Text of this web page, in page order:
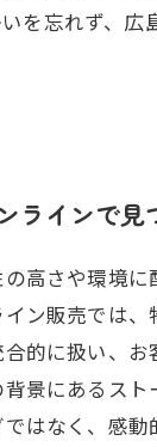
を忘れず、広
ラインで見
高さや環境に
イン販売では
的に扱い、お
背景にあるス
ではなく、感動